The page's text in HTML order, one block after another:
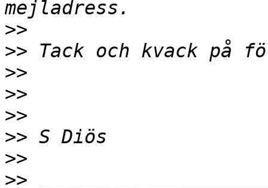
>>
>>
>>
>>
>>
>>
>>
>>